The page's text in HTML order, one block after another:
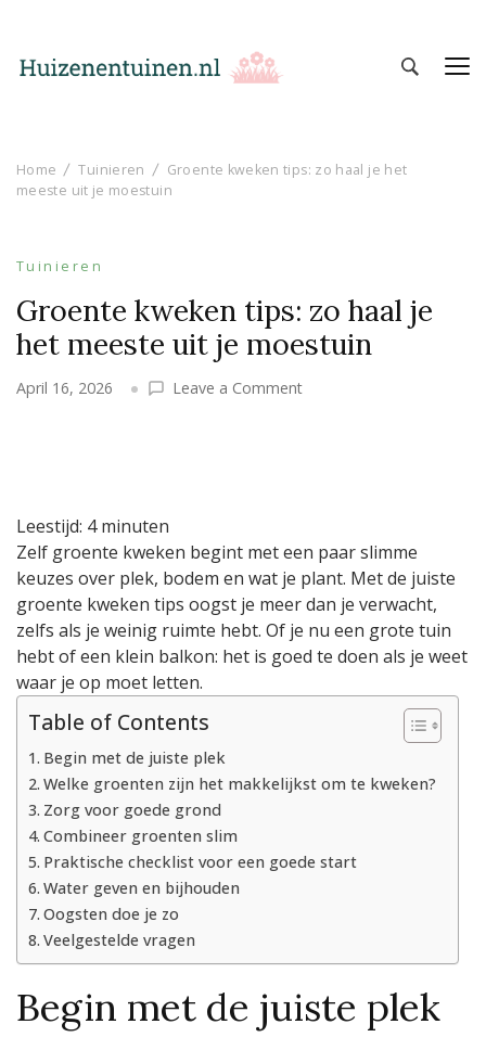
Home Tuinieren
Groente kweken tips: zo haal je het
meeste uit je moestuin
Tuinieren
Groente kweken tips: zo haal je
het meeste uit je moestuin
April 16, 2026 Leave a Commenton
het
meeste
uit
je
moestuin
Leestijd: 4 minuten
Zelf groente kweken begint met een paar slimme
keuzes over plek, bodem en wat je plant. Met de juiste
groente kweken tips oogst je meer dan je verwacht,
zelfs als je weinig ruimte hebt. Of je nu een grote tuin
hebt of een klein balkon: het is goed te doen als je weet
waar je op moet letten.
Table of Contents
Begin met de juiste plek
Welke groenten zijn het makkelijkst om te kweken?
Zorg voor goede grond
Combineer groenten slim
Praktische checklist voor een goede start
Water geven en bijhouden
Oogsten doe je zo
Veelgestelde vragen
Begin met de juiste plek